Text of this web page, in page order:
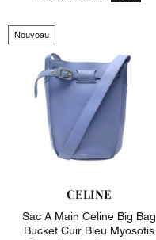
Nouveau
CELINE
Sac A Main Celine Big Bag
Bucket Cuir Bleu Myosotis